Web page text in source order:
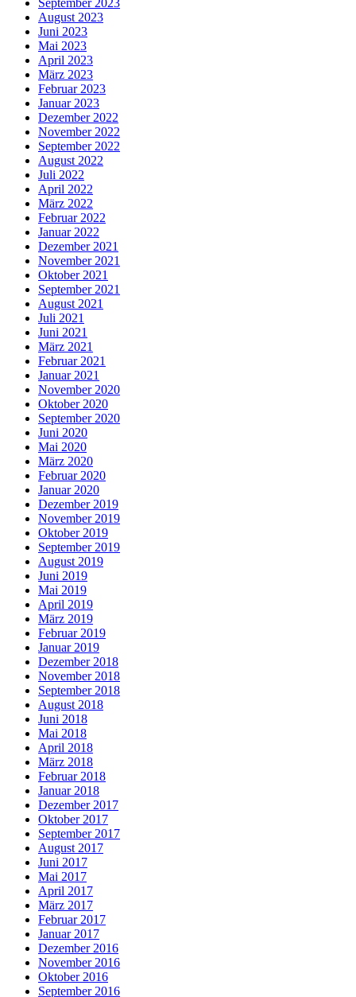
September 2023
August 2023
Juni 2023
Mai 2023
April 2023
März 2023
Februar 2023
Januar 2023
Dezember 2022
November 2022
September 2022
August 2022
Juli 2022
April 2022
März 2022
Februar 2022
Januar 2022
Dezember 2021
November 2021
Oktober 2021
September 2021
August 2021
Juli 2021
Juni 2021
März 2021
Februar 2021
Januar 2021
November 2020
Oktober 2020
September 2020
Juni 2020
Mai 2020
März 2020
Februar 2020
Januar 2020
Dezember 2019
November 2019
Oktober 2019
September 2019
August 2019
Juni 2019
Mai 2019
April 2019
März 2019
Februar 2019
Januar 2019
Dezember 2018
November 2018
September 2018
August 2018
Juni 2018
Mai 2018
April 2018
März 2018
Februar 2018
Januar 2018
Dezember 2017
Oktober 2017
September 2017
August 2017
Juni 2017
Mai 2017
April 2017
März 2017
Februar 2017
Januar 2017
Dezember 2016
November 2016
Oktober 2016
September 2016